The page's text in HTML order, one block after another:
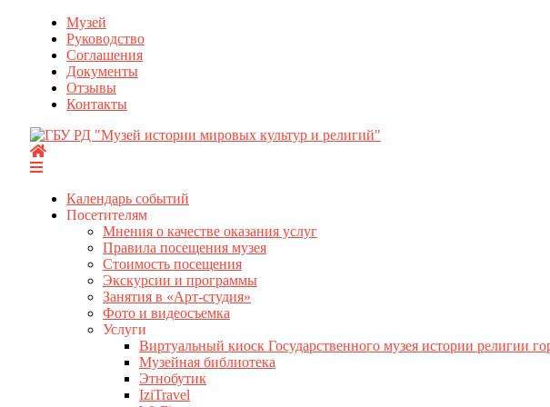
Перейти
содержимому
Музей
Руководство
Соглашения
Документы
Отзывы
Контакты
Календарь событий
Посетителям
Мнения о качестве оказания услуг
Правила посещения музея
Стоимость посещения
Экскурсии и программы
Занятия в «Арт-студия»
Фото и видеосъемка
Услуги
Виртуальный киоск Государственного музея истории религии
Музейная библиотека
Этнобутик
IziTravel